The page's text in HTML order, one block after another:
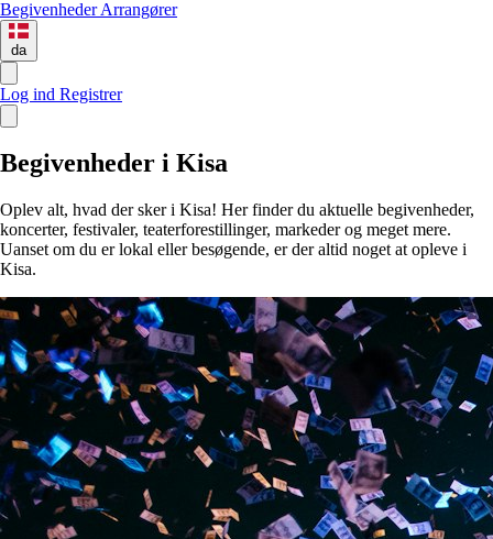
BegivenhederArrangører
da
Log ind Registrer
Begivenheder i Kisa
Oplev alt, hvad der sker i Kisa! Her finder du aktuelle begivenheder,
koncerter, festivaler, teaterforestillinger, markeder og meget mere.
Uanset om du er lokal eller besøgende, er der altid noget at opleve i
Kisa.